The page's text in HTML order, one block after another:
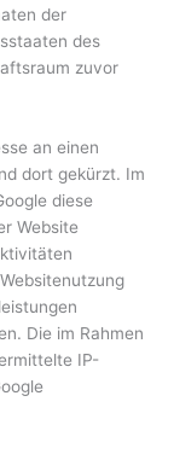
der
des
zuvor
an einen
dort gekürzt. Im
diese
Website
Die im Rahmen
IP-